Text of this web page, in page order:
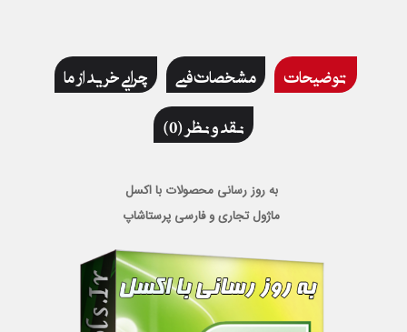
توضیحات مشخصات فنی
چرایی خرید از ما
نقد و نظر (0)
به روز رسانی محصولات با اکسل
ماژول تجاری و فارسی پرستاشاپ